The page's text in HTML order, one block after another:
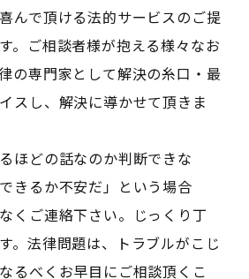
んで頂ける法的サービスのご提
。ご相談者様が抱える様々なお
の専門家として解決の糸口・最
スし、解決に導かせて頂きま
ほどの話なのか判断できな
きるか不安だ」という場合
くご連絡下さい。じっくり丁
。法律問題は、トラブルがこじ
るべくお早目にご相談頂くこ